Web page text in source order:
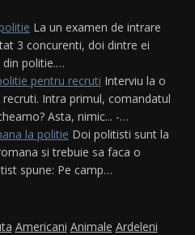
La un examen de intrare
3 concurenti, doi dintre ei
din politie.…
pentru recruti Interviu la o
Intra primul, comandatul
Asta, nimic... -…
la politie Doi politisti sunt la
si trebuie sa faca o
spune: Pe camp…
Americani Animale Ardeleni